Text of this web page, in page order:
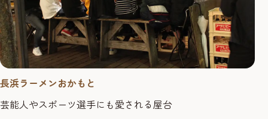
長浜ラーメンおかもと
芸能人やスポーツ選手にも愛される屋台